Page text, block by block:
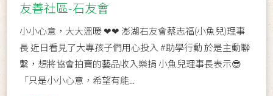
友善社區-石友會
小小心意，大大溫暖 ❤❤ 澎湖石友會蔡志福(小魚兒)理事
長 近日看見了大專孩子們用心投入 #助學行動 於是主動聯
繫，想將協會拍賣的藝品收入樂捐 小魚兒理事長表示😎
「只是小小心意，希望有能...